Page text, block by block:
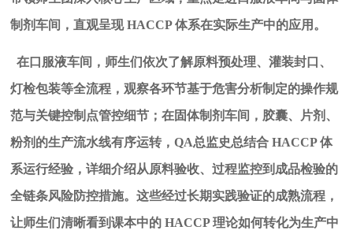
制剂车间，直观呈现HACCP 体系在实际生产中的应用。
在口服液车间，师生们依次了解原料预处理、灌装封口、
灯检包装等全流程，观察各环节基于危害分析制定的操作规
范与关键控制点管控细节；在固体制剂车间，胶囊、片剂、
粉剂的生产流水线有序运转，QA总监史总结合 HACCP 体
系运行经验，详细介绍从原料验收、过程监控到成品检验的
全链条风险防控措施。这些经过长期实践验证的成熟流程，
让师生们清晰看到课本中的 HACCP 理论如何转化为生产中